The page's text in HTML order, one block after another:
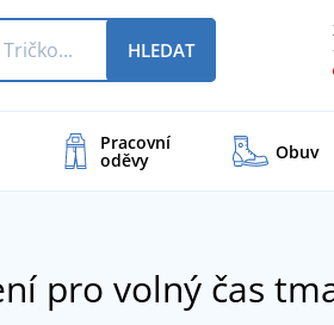
HLEDAT
Pracovní
oděvy Obuv
pro volný čas